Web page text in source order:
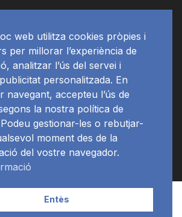
APP Programació
web utilitza cookies pròpies i
per millorar l’experiència de
analitzar l’ús del servei i
personalitzada. En
navegant, accepteu l’ús de
la nostra política de
gestionar-les o rebutjar-
moment des de la
del vostre navegador.
Entès